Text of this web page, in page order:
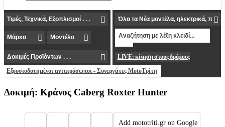
LIVE: κίνηση στους δρόμους
Εξουσιοδοτημένοι αντιπρόσωποι - Συνεργάτες MotoΤρίτη
Δοκιμή: Κράνος Caberg Roxter Hunter
Add mototriti.gr on Google